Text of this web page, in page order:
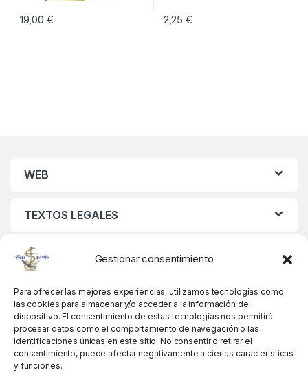
Gestionar consentimiento
Para ofrecer las mejores experiencias, utilizamos tecnologías como
las cookies para almacenar y/o acceder a la información del
dispositivo. El consentimiento de estas tecnologías nos permitirá
procesar datos como el comportamiento de navegación o las
identificaciones únicas en este sitio. No consentir o retirar el
consentimiento, puede afectar negativamente a ciertas características
y funciones.
19,00 €
Este producto tiene múltiples variantes. Las opciones se pueden
2,25€
WEB
TEXTOS LEGALES
MIS DATOS